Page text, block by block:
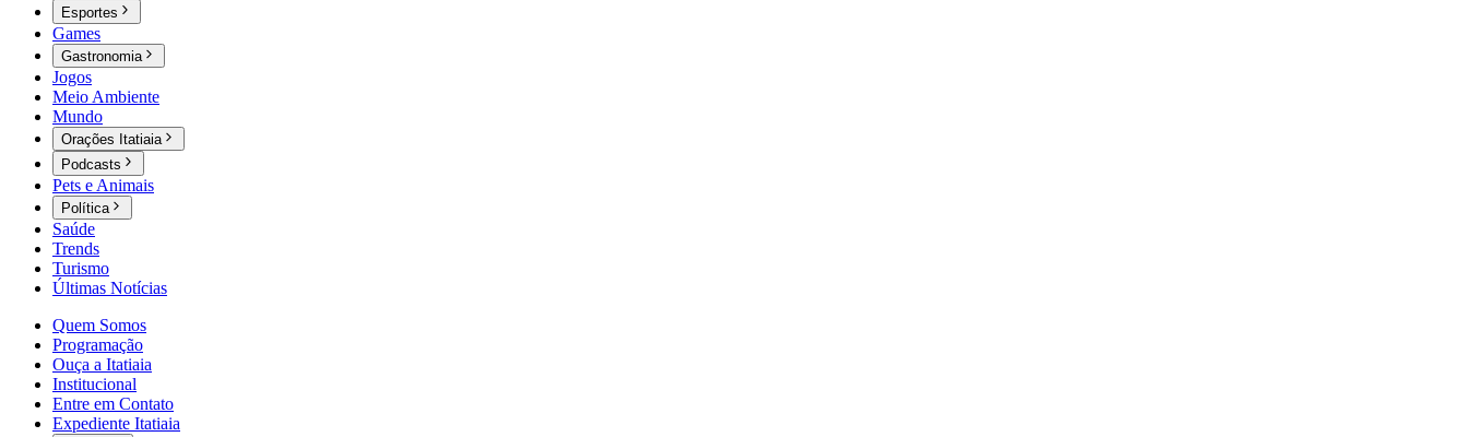
Esportes
Games
Gastronomia
Jogos
Meio Ambiente
Mundo
Orações Itatiaia
Podcasts
Pets e Animais
Política
Saúde
Trends
Turismo
Últimas Notícias
Quem Somos
Programação
Ouça a Itatiaia
Institucional
Entre em Contato
Expediente Itatiaia